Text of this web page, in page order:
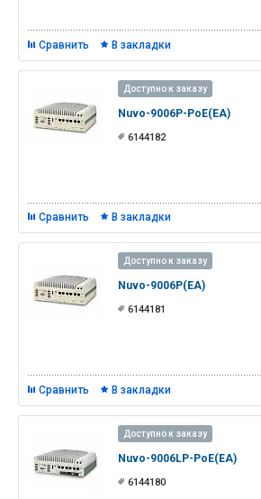
Сравнить В закладки
Доступно к заказу
Nuvo-9006P-PoE(EA)
6144182
Сравнить В закладки
Доступно к заказу
Nuvo-9006P(EA)
6144181
Сравнить В закладки
Доступно к заказу
Nuvo-9006LP-PoE(EA)
6144180